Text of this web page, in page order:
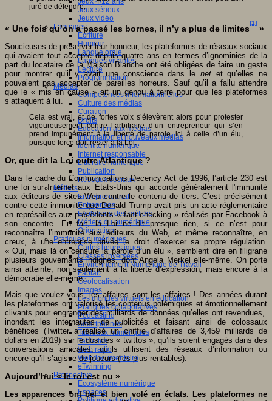
Jeux sérieux
Jeux vidéo
Langages
Ecriture
Humour
Langue orale
Langues vivantes
Lecture
Programmation
Médias
Compétences informationnelles
Culture des médias
Curation
Droits
Education aux médias
Information et nouveaux médias
Identité numérique
Internet responsable
Littératie numérique
Publication
Réseaux sociaux
Métiers
Entrepreneuriat
Entreprises
Evolutions des métiers
Métiers du numérique
Orientation
Pratiques numériques
Cartes heuristiques
Classes inversées
Environnement Numérique de Travail
Fablab
Géolocalisation
Images
Les mondes virtuels en éducation
Pratiques collaboratives
Podcasting
Smartphones
Tableaux numériques
Tablettes
Web radio
Webdocumentaire
eTwinning
Prospective
Ecosystème numérique
Espaces
juré de défendre.
« Une fois qu’on a passé les bornes, il n’y a plus de limites
[1]
»
Soucieuses de préserver leur honneur, les plateformes de réseaux sociaux
qui avaient tout accepté depuis quatre ans en termes d’ignominies de la
part du locataire de la Maison Blanche ont été obligées de faire un geste
pour montrer qu’il y avait une conscience dans le netet qu’elles ne
pouvaient pas accepter de pareilles horreurs. Sauf qu’il a fallu attendre
que le « mis en cause » ait un genou à terre pour que les plateformes
s’attaquent à lui.
Cela est vrai, et de fortes voix s’élevèrent alors pour protester
vigoureusement contre l’arbitraire d’un entrepreneur qui s’en
prend impunément à la liberté de parole, ici à celle d’un élu,
puisque force doit rester à la Loi.
Or, que dit la Loi outre Atlantique ?
Dans le cadre du Communications Decency Act de 1996, l’article 230 est
une loi sur Internet aux États-Unis qui accorde généralement l'immunité
aux éditeurs de sites Web contre le contenu de tiers. C’est précisément
contre cette immunité que Donald Trump avait pris un acte réglementaire
en représailles aux précédents « fact checking » réalisés par Facebook à
son encontre. En fait, la Loi ne dit presque rien, si ce n’est pour
reconnaître l’immunité aux éditeurs du Web, et même reconnaître, en
creux, à une entreprise privée le droit d’exercer sa propre régulation.
« Oui, mais là on censure la parole d’un élu », semblent dire en filigrane
plusieurs gouvernants indignés, dont Angela Merkel elle-même. On porte
ainsi atteinte, non seulement à la liberté d’expression, mais encore à la
démocratie elle-même.
Mais que voulez-vous, les affaires sont les affaires ! Des années durant
les plateformes ont valorisé les contenus polémiques et émotionnellement
clivants pour engranger des milliards de données qu’elles ont revendues,
inondant les internautes de publicités et faisant ainsi de colossaux
bénéfices (Twitter a réalisé un chiffre d’affaires de 3,459 milliards de
dollars en 2019) sur le dos des « twittos », qu’ils soient engagés dans des
conversations amicales, qu’ils utilisent des réseaux d’information ou
encore qu’il s’agisse de joueurs (les plus rentables).
Aujourd’hui « le roi est nu »
Les apparences ont bel et bien volé en éclats. Les plateformes ne